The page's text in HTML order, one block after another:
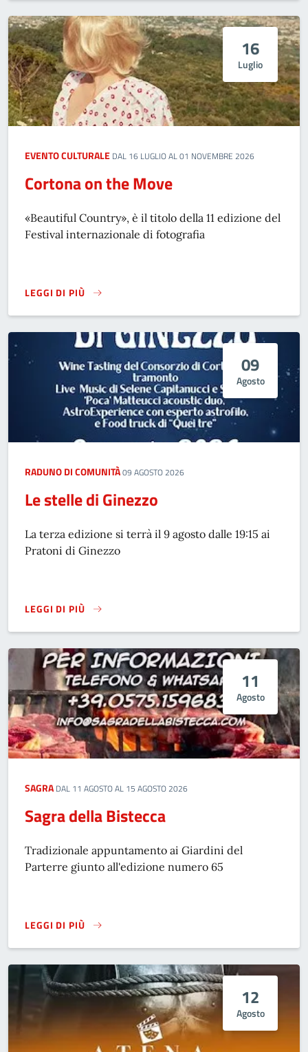
16
Luglio
EVENTO CULTURALE DAL 16 LUGLIO AL 01 NOVEMBRE 2026
Cortona on the Move
«Beautiful Country», è il titolo della 11 edizione del
Festival internazionale di fotografia
LEGGI DI PIÙ
CORTONA ON THE MOVE
09
Agosto
RADUNO DI COMUNITÀ09 AGOSTO 2026
Le stelle di Ginezzo
La terza edizione si terrà il 9 agosto dalle 19:15 ai
Pratoni di Ginezzo
LEGGI DI PIÙ
LE STELLE DI GINEZZO
11
Agosto
SAGRA DAL 11 AGOSTO AL 15 AGOSTO 2026
Sagra della Bistecca
Tradizionale appuntamento ai Giardini del
Parterre giunto all'edizione numero 65
LEGGI DI PIÙ
SAGRA DELLA BISTECCA
12
Agosto